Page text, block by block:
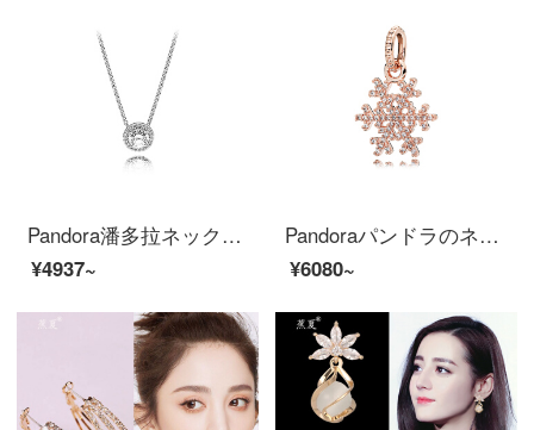
Pandora潘多拉ネックレス鎖骨チェーン女性925銀経典優雅ネックレス396240 CZファッションアクセサリーは彼女にプレゼントします。
¥4937~
Pandoraパンドラのネックレスは女性のバラの金色のきらめく雪片の380354 CZファッションアクセサリーにぶら下がって彼女に贈り物をするのが良いです。
¥6080~